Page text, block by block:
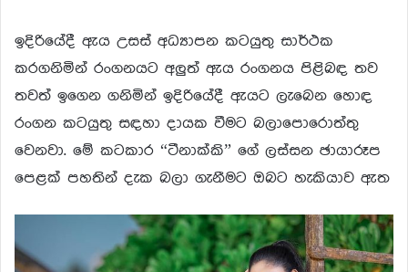
ඉදිරියේදී ඇය උසස් අධ්‍යාපන කටයුතු සාර්ථක
කරගනිමින් රංගනයට අලුත් ඇය රංගනය පිළිබඳ තව
තවත් ඉගෙන ගනිමින් ඉදිරියේදී ඇයට ලැබෙන හොඳ
රංගන කටයුතු සඳහා දායක වීමට බලාපොරොත්තු
වෙනවා. මේ කටකාර “ටීනාක්කි” ගේ ලස්සන ඡායාරූප
පෙළක් පහතින් දැක බලා ගැනීමට ඔබට හැකියාව ඇත